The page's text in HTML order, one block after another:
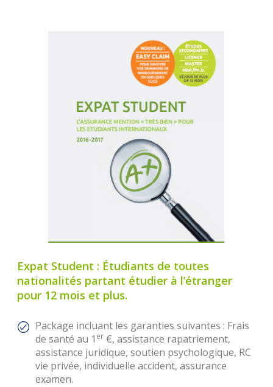
Expat Student : Étudiants de toutes
nationalités partant étudier à l’étranger
pour 12 mois et plus.
Package incluant les garanties suivantes : Frais
de santé au 1 er €, assistance rapatriement,
assistance juridique, soutien psychologique, RC
vie privée, individuelle accident, assurance
examen.